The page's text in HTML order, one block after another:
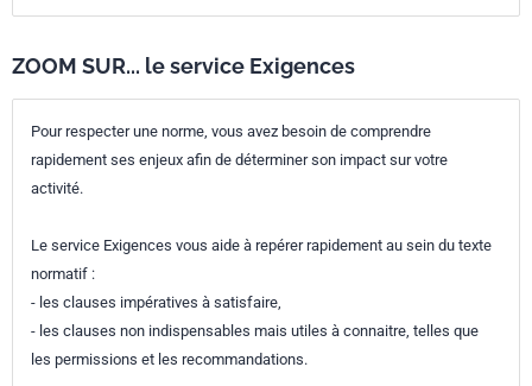
ZOOM SUR... le service Exigences
Pour respecter une norme, vous avez besoin de comprendre
rapidement ses enjeux afin de déterminer son impact sur votre
activité.
Le service Exigences vous aide à repérer rapidement au sein du texte
normatif :
- les clauses impératives à satisfaire,
- les clauses non indispensables mais utiles à connaitre, telles que
les permissions et les recommandations.